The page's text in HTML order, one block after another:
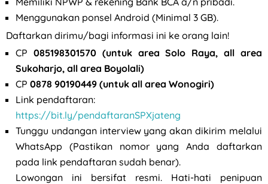
Menggunakan ponsel Android (Minimal 3 GB).
Daftarkan dirimu/bagi informasi ini ke orang lain!
CP 085198301570 (untuk area Solo Raya, all area
Sukoharjo, all area Boyolali)
CP 0878 90190449 (untuk all area Wonogiri)
Link pendaftaran:
https://bit.ly/pendaftaranSPXjateng
Tunggu undangan interview yang akan dikirim melalui
WhatsApp (Pastikan nomor yang Anda daftarkan
pada link pendaftaran sudah benar).
Lowongan ini bersifat resmi. Hati-hati penipuan